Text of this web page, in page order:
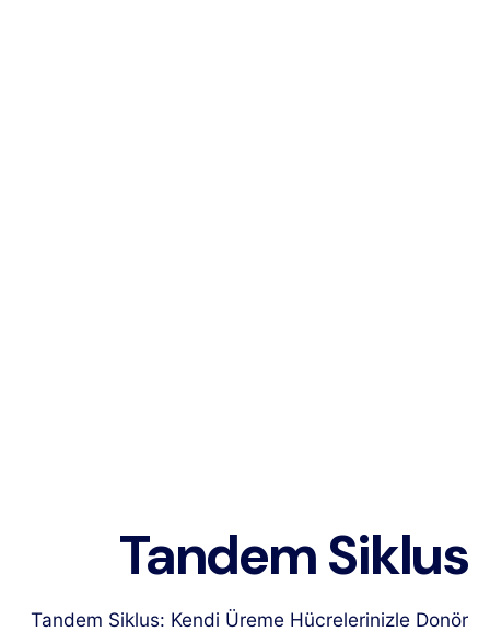
Tandem Siklus
Tandem Siklus: Kendi Üreme Hücrelerinizle Donör